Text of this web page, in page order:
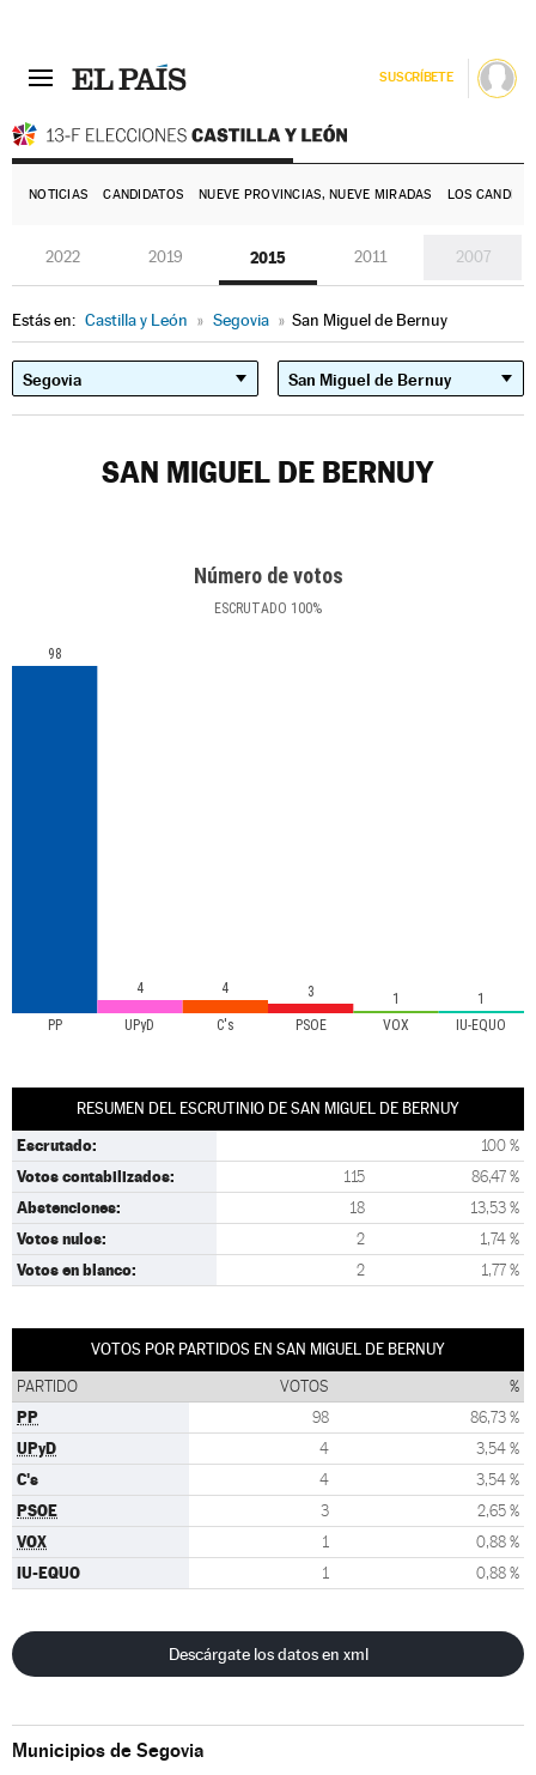
SUSCRÍBETE
NOTICIAS CANDIDATOS NUEVE PROVINCIAS, NUEVE MIRADAS LOS
2022 2019 2015 2011 2007
Estás en: Castilla y León » Segovia » San Miguel de Bernuy
SAN MIGUEL DE BERNUY
Número de votos
ESCRUTADO 100%
PP UPyD C's PSOE VOX IU-EQUO
98
4 4 3 1 1
RESUMEN DEL ESCRUTINIO DE SAN MIGUEL DE BERNUY
Escrutado: 100 %
Votos contabilizados: 115 86,47 %
Abstenciones: 18 13,53 %
Votos nulos: 2 1,74 %
Votos en blanco: 2 1,77 %
VOTOS POR PARTIDOS EN SAN MIGUEL DE BERNUY
PARTIDO VOTOS %
PP 98 86,73 %
UPyD 4 3,54 %
C's 4 3,54 %
PSOE 3 2,65 %
VOX 1 0,88 %
IU-EQUO 1 0,88 %
Descárgate los datos en xml
Municipios de Segovia